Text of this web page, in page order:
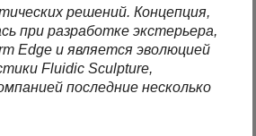
решений. Концепция,
при разработке экстерьера,
Edge и является эволюцией
Fluidic Sculpture,
последние несколько